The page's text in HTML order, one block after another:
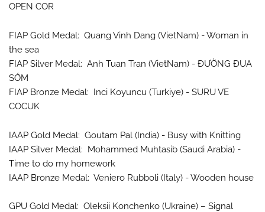
OPEN COR
FIAP Gold Medal: Quang Vinh Dang (VietNam) - Woman in
the sea
FIAP Silver Medal: Anh Tuan Tran (VietNam) - ĐƯỜNG ĐUA
SỚM
FIAP Bronze Medal: Inci Koyuncu (Turkiye) - SURU VE
COCUK
IAAP Gold Medal: Goutam Pal (India) - Busy with Knitting
IAAP Silver Medal: Mohammed Muhtasib (Saudi Arabia) -
Time to do my homework
IAAP Bronze Medal: Veniero Rubboli (Italy) - Wooden house
GPU Gold Medal: Oleksii Konchenko (Ukraine) – Signal